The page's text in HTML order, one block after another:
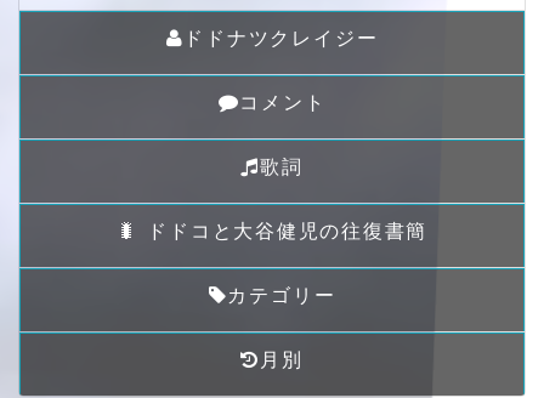
ドドナツクレイジー
コメント
歌詞
🐛 ドドコと大谷健児の往復書簡
カテゴリー
月別